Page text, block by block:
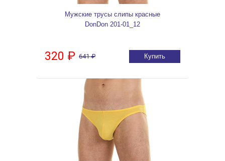
Мужские трусы слипы красные
DonDon 201-01_12
320 ₽ 641 ₽ Купить